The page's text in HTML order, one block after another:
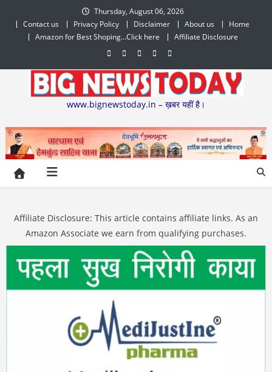
content
Thursday, August 06, 2026
Contact us
Privacy Policy Disclaimer About us
Home
Amazon for Best Shoping…Click here
Affiliate Disclosure
www.bignewstoday.in – ख़बर यहीं है।
Affiliate Disclosure: This article contains affiliate links. As an
Amazon Associate we earn from qualifying purchases.